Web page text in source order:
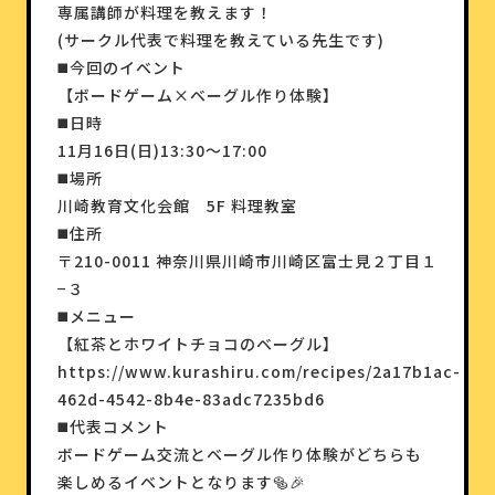
専属講師が料理を教えます！
(サークル代表で料理を教えている先生です)
◼️今回のイベント
【ボードゲーム×ベーグル作り体験】
◼️日時
11月16日(日)13:30〜17:00
◼️場所
川崎教育文化会館 5F 料理教室
◼️住所
〒210-0011 神奈川県川崎市川崎区富士見２丁目１
−３
◼️メニュー
【紅茶とホワイトチョコのベーグル】
https://www.kurashiru.com/recipes/2a17b1ac-
462d-4542-8b4e-83adc7235bd6
◼️代表コメント
ボードゲーム交流とベーグル作り体験がどちらも
楽しめるイベントとなります🥯🎉